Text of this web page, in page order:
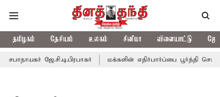
தமிழகம் தேசியம் உலகம் சினிமா விளையாட்டு
ஜே.சி.டி.பிரபாகர் மக்களின் எதிர்பார்ப்பை பூர்த்தி